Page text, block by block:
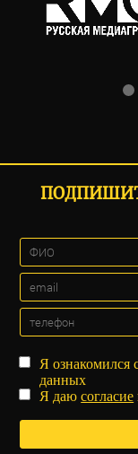
Я ознакомился
данных
Я даюсогласие